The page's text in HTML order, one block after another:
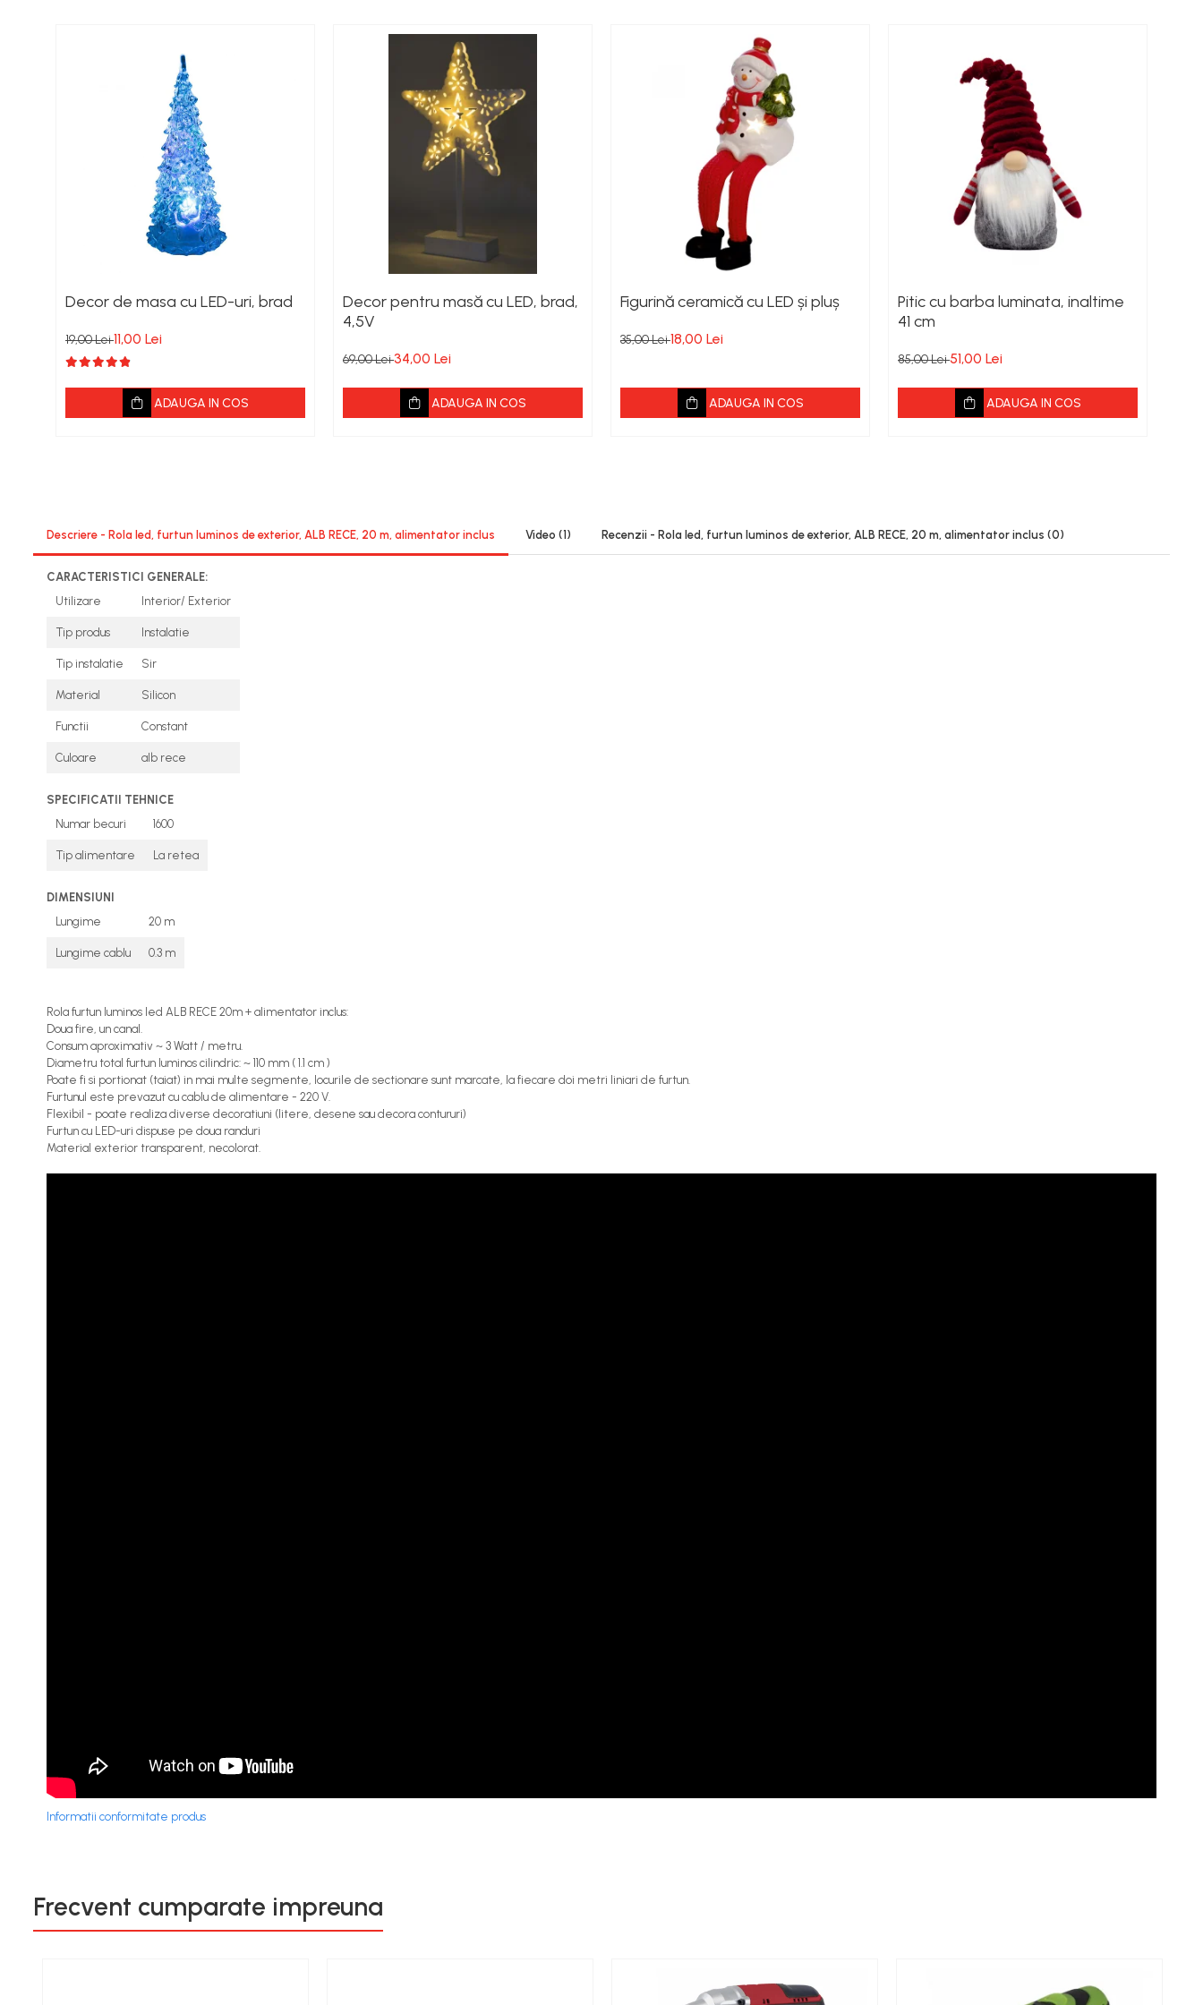
Echipamente de lucru
Betoniere si vibratoare beton
Generatoare
Motocultoare
Decor de masa cu LED-uri, brad
19,00 Lei11,00 Lei
ADAUGA IN COS
Decor pentru masă cu LED, brad,
4,5V
69,00 Lei34,00 Lei
ADAUGA IN COS
Figurină ceramică cu LED și pluș
35,00 Lei18,00 Lei
ADAUGA IN COS
Pitic cu barba luminata, inaltime
41 cm
85,00 Lei51,00 Lei
ADAUGA IN COS
Descriere - Rola led, furtun luminos de exterior, ALB RECE, 20 m, alimentator inclus Video (1) Recenzii - Rola led, furtun luminos de exterior, ALB RECE, 20 m, alimentator inclus (0)
CARACTERISTICI GENERALE:
Utilizare
Interior/ Exterior
Tip produs Instalatie
Tip instalatie Sir
Material Silicon
Functii Constant
Culoare alb rece
SPECIFICATII TEHNICE
Numar becuri
1600
Tip alimentare La retea
DIMENSIUNI
Lungime
20 m
Lungime cablu 0.3 m
Rola furtun luminos led ALB RECE 20m + alimentator inclus:
Doua fire, un canal.
Consum aproximativ ~ 3 Watt / metru.
Diametru total furtun luminos cilindric: ~ 110 mm ( 1.1 cm )
Poate fi si portionat (taiat) in mai multe segmente, locurile de sectionare sunt marcate, la fiecare doi metri liniari de furtun.
Furtunul este prevazut cu cablu de alimentare - 220 V.
Flexibil - poate realiza diverse decoratiuni (litere, desene sau decora contururi)
Furtun cu LED-uri dispuse pe doua randuri
Material exterior transparent, necolorat.
Informatii conformitate produs
Frecvent cumparate impreuna